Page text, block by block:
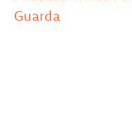
Guarda